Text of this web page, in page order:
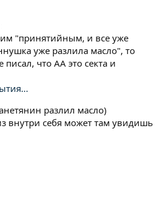
"принятийным, и все уже
уже разлила масло", то
что АА это секта и
разлил масло)
внутри себя может там увидишь